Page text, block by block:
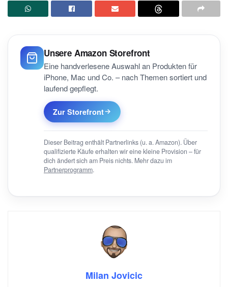
Unsere Amazon Storefront
Eine handverlesene Auswahl an Produkten für
iPhone, Mac und Co. – nach Themen sortiert und
laufend gepflegt.
Zur Storefront
Dieser Beitrag enthält Partnerlinks (u. a. Amazon). Über
qualifizierte Käufe erhalten wir eine kleine Provision – für
dich ändert sich am Preis nichts. Mehr dazu im
Partnerprogramm.
Milan Jovicic